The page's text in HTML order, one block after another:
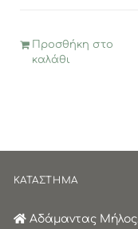
Προσθήκη στο
καλάθι
ΚΑΤΑΣΤΗΜΑ
Αδάμαντας Μήλος,